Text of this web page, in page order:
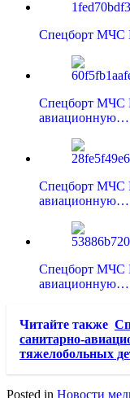
Спецборт МЧС
Спецборт МЧС
авиационную…
Спецборт МЧС
авиационную…
Спецборт МЧС
авиационную…
Читайте также
санитарно-
тяжелобольных
Posted in Новости